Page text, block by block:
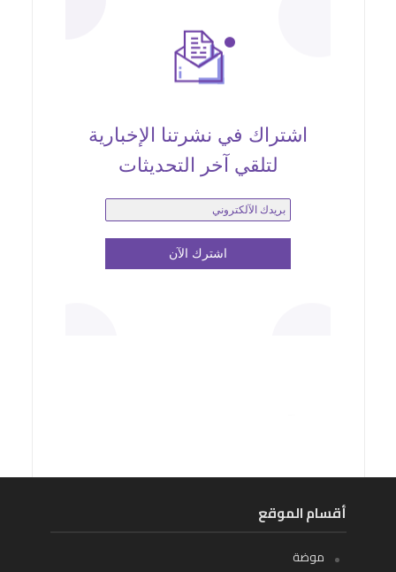
اشتراك في نشرتنا الإخبارية
لتلقي آخر التحديثات
أقسام الموقع
موضة